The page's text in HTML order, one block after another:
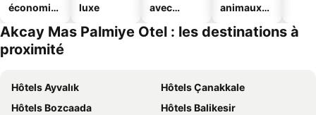
économiq
luxe
avec
animaux
Akcay Mas Palmiye Otel : les destinations à
proximité
Hôtels Ayvalık
Hôtels Çanakkale
Hôtels Bozcaada
Hôtels Balikesir